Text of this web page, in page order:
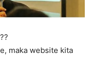
maka website kita